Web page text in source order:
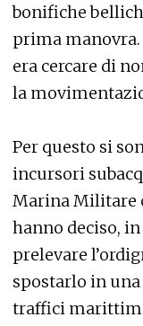
bonifiche
prima manovra.
era cercare di
la
Per questo si
incursori
Marina Militare
hanno deciso,
prelevare
spostarlo in
traffici